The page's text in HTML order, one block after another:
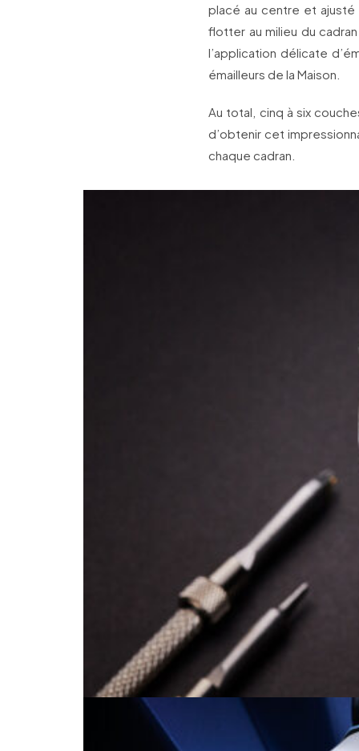
placé au centre et ajusté
flotter au milieu du
l’application délicate
émailleurs de la Maison.
Au total, cinq à six
d’obtenir cet
chaque cadran.